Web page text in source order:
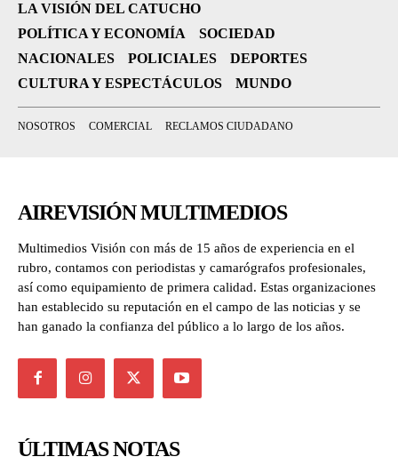
LA VISIÓN DEL CATUCHO
POLÍTICA Y ECONOMÍA
SOCIEDAD
NACIONALES
POLICIALES
DEPORTES
CULTURA Y ESPECTÁCULOS
MUNDO
NOSOTROS COMERCIAL RECLAMOS CIUDADANO
AIREVISIÓN MULTIMEDIOS
Multimedios Visión con más de 15 años de experiencia en el
rubro, contamos con periodistas y camarógrafos profesionales,
así como equipamiento de primera calidad. Estas organizaciones
han establecido su reputación en el campo de las noticias y se
han ganado la confianza del público a lo largo de los años.
ÚLTIMAS NOTAS